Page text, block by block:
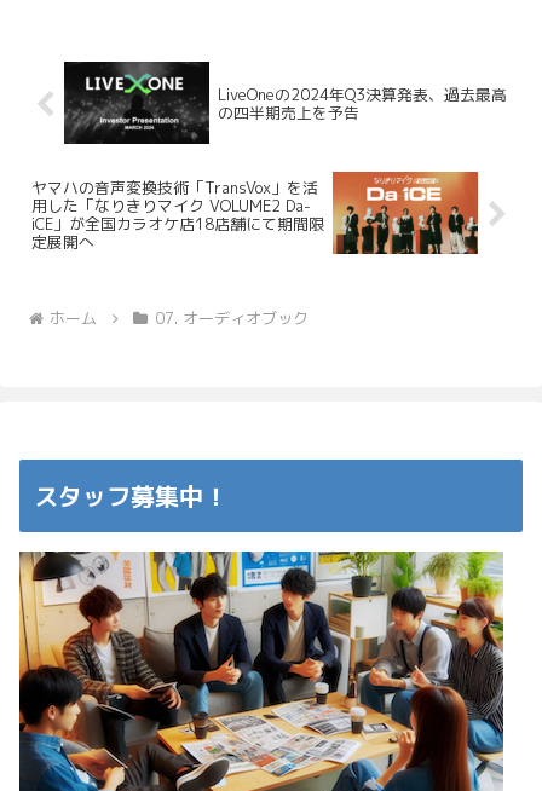
LiveOneの2024年Q3決算発表、過去最高
の四半期売上を予告
ヤマハの音声変換技術「TransVox」を活
用した「なりきりマイク VOLUME2 Da-
iCE」が全国カラオケ店18店舗にて期間限
定展開へ
ホーム 07. オーディオブック
スタッフ募集中！